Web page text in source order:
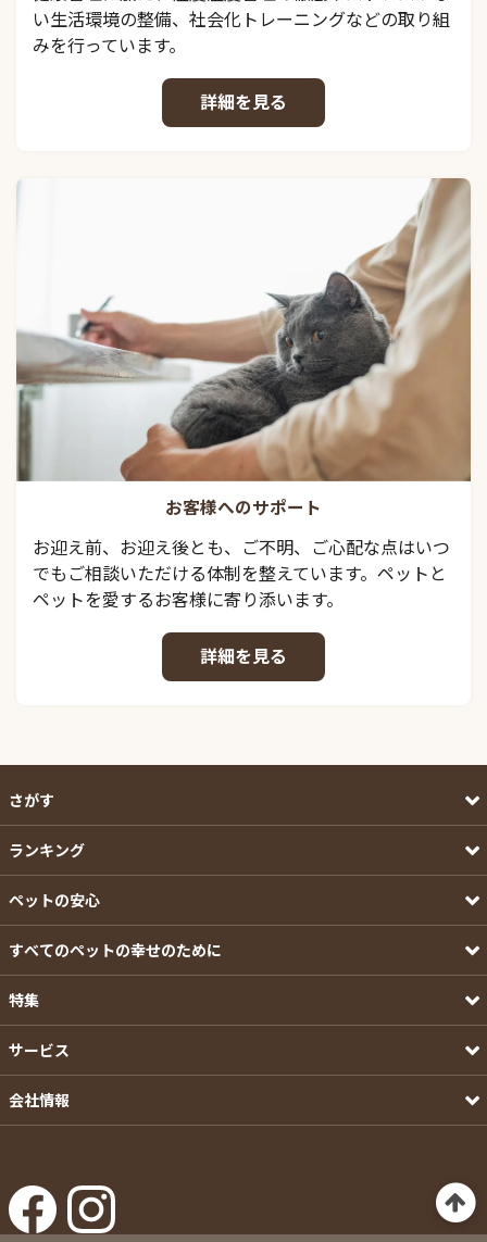
い生活環境の整備、社会化トレーニングなどの取り組
みを行っています。
詳細を見る
お客様へのサポート
お迎え前、お迎え後とも、ご不明、ご心配な点はいつ
でもご相談いただける体制を整えています。ペットと
ペットを愛するお客様に寄り添います。
詳細を見る
さがす
ランキング
ペットの安心
すべてのペットの幸せのために
特集
サービス
会社情報